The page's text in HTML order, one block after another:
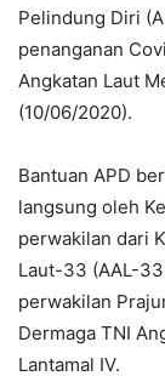
Pelindung Diri
penanganan
Angkatan Laut
(10/06/2020).
Bantuan APD
langsung oleh
perwakilan dari
Laut-33 (AAL-
perwakilan
Dermaga TNI
Lantamal IV.